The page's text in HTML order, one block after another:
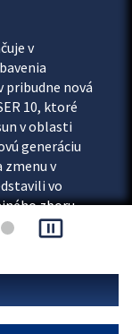
v
pribudne nová
10, ktoré
v oblasti
generáciu
v
vo
zboru
pause_presentation